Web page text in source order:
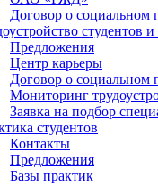
Договор о социальном
студентов
Предложения
Центр карьеры
Договор о социальном
Мониторинг
Заявка на подбор
студентов
Контакты
Предложения
Базы практик